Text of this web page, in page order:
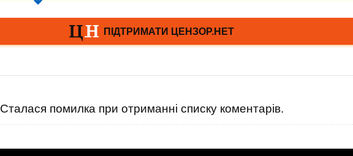
Сталася помилка при отриманні списку коментарів.